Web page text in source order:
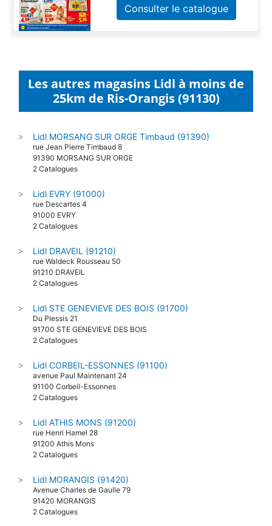
Consulter le catalogue
Les autres magasins Lidl à moins de
25km de Ris-Orangis (91130)
> Lidl MORSANG SUR ORGE Timbaud (91390)
rue Jean Pierre Timbaud 8
91390 MORSANG SUR ORGE
2 Catalogues
> Lidl EVRY (91000)
rue Descartes 4
91000 EVRY
2 Catalogues
> Lidl DRAVEIL (91210)
rue Waldeck Rousseau 50
91210 DRAVEIL
2 Catalogues
> Lidl STE GENEVIEVE DES BOIS (91700)
Du Plessis 21
91700 STE GENEVIEVE DES BOIS
2 Catalogues
> Lidl CORBEIL-ESSONNES (91100)
avenue Paul Maintenant 24
91100 Corbeil-Essonnes
2 Catalogues
> Lidl ATHIS MONS (91200)
rue Henri Hamel 28
91200 Athis Mons
2 Catalogues
> Lidl MORANGIS (91420)
Avenue Charles de Gaulle 79
91420 MORANGIS
2 Catalogues